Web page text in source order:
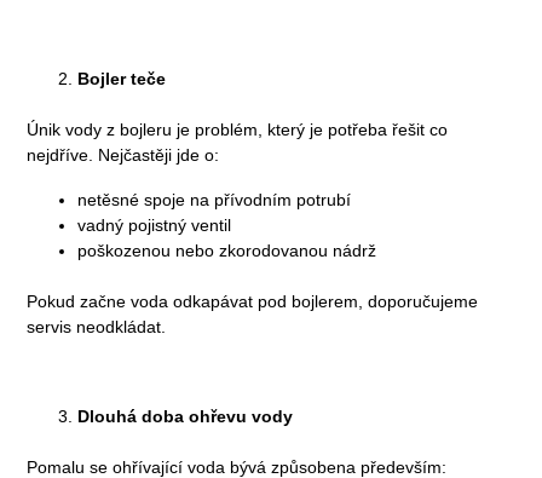
Bojler teče
Únik vody z bojleru je problém, který je potřeba řešit co
nejdříve. Nejčastěji jde o:
netěsné spoje na přívodním potrubí
vadný pojistný ventil
poškozenou nebo zkorodovanou nádrž
Pokud začne voda odkapávat pod bojlerem, doporučujeme
servis neodkládat.
Dlouhá doba ohřevu vody
Pomalu se ohřívající voda bývá způsobena především: